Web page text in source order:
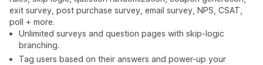
exit survey, post purchase survey, email survey, NPS, CSAT,
poll + more.
Unlimited surveys and question pages with skip-logic
branching.
Tag users based on their answers and power-up your